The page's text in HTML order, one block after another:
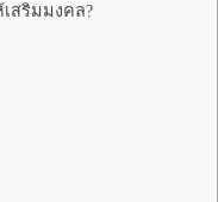
เสริมมงคล?